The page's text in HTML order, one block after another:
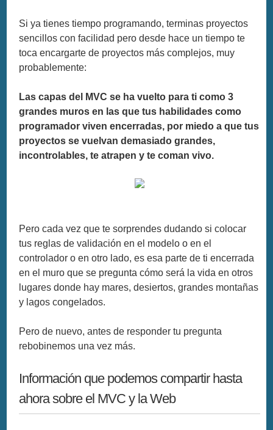
Si ya tienes tiempo programando, terminas proyectos
sencillos con facilidad pero desde hace un tiempo te
toca encargarte de proyectos más complejos, muy
probablemente:
Las capas del MVC se ha vuelto para ti como 3
grandes muros en las que tus habilidades como
programador viven encerradas, por miedo a que tus
proyectos se vuelvan demasiado grandes,
incontrolables, te atrapen y te coman vivo.
Pero cada vez que te sorprendes dudando si colocar
tus reglas de validación en el modelo o en el
controlador o en otro lado, es esa parte de ti encerrada
en el muro que se pregunta cómo será la vida en otros
lugares donde hay mares, desiertos, grandes montañas
y lagos congelados.
Pero de nuevo, antes de responder tu pregunta
rebobinemos una vez más.
Información que podemos compartir hasta
ahora sobre el MVC y la Web